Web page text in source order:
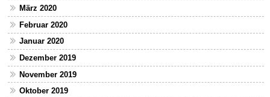
März 2020
Februar 2020
Januar 2020
Dezember 2019
November 2019
Oktober 2019